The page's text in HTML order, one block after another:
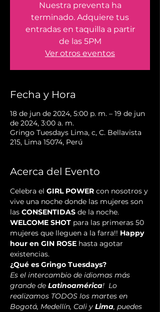
Nuestra preventa ha
terminado. Adquiere tus
entradas en taquilla a partir
de las 5PM
Ver otros eventos
Fecha y Hora
18 de jun de 2024, 5:00 p. m. – 19 de jun
de 2024, 3:00 a. m.
Gringo Tuesdays Lima, c, C. Bellavista
215, Lima 15074, Perú
Acerca del Evento
Celebra el GIRL POWER con nosotros y
vive una noche donde las mujeres son
las CONSENTIDAS de la noche.
WELCOME SHOT para las primeras 50
mujeres que lleguen a la farra!! Happy
hour en GIN ROSE hasta agotar
existencias.
¿Qué es Gringo Tuesdays?
Es el intercambio de idiomas más
grande de Latinoamérica!  Lo
realizamos TODOS los martes en
Bogotá, Medellín, Cali y Lima, puedes